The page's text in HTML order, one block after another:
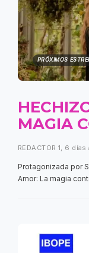
PRÓXIMOS
MAGIA
REDACTOR 1, 6 días
Protagonizada por
Amor: La magia